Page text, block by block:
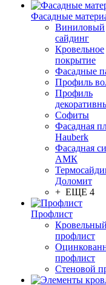
Фасадные
Виниловый
сайдинг
Кровельное
покрытие
Фасадные
Профиль
Профиль
Софиты
Фасадная
Hauberk
Фасадная
АМК
Доломит
+ ЕЩЕ 4
Профлист
Кровельный
профлист
профлист
Стеновой